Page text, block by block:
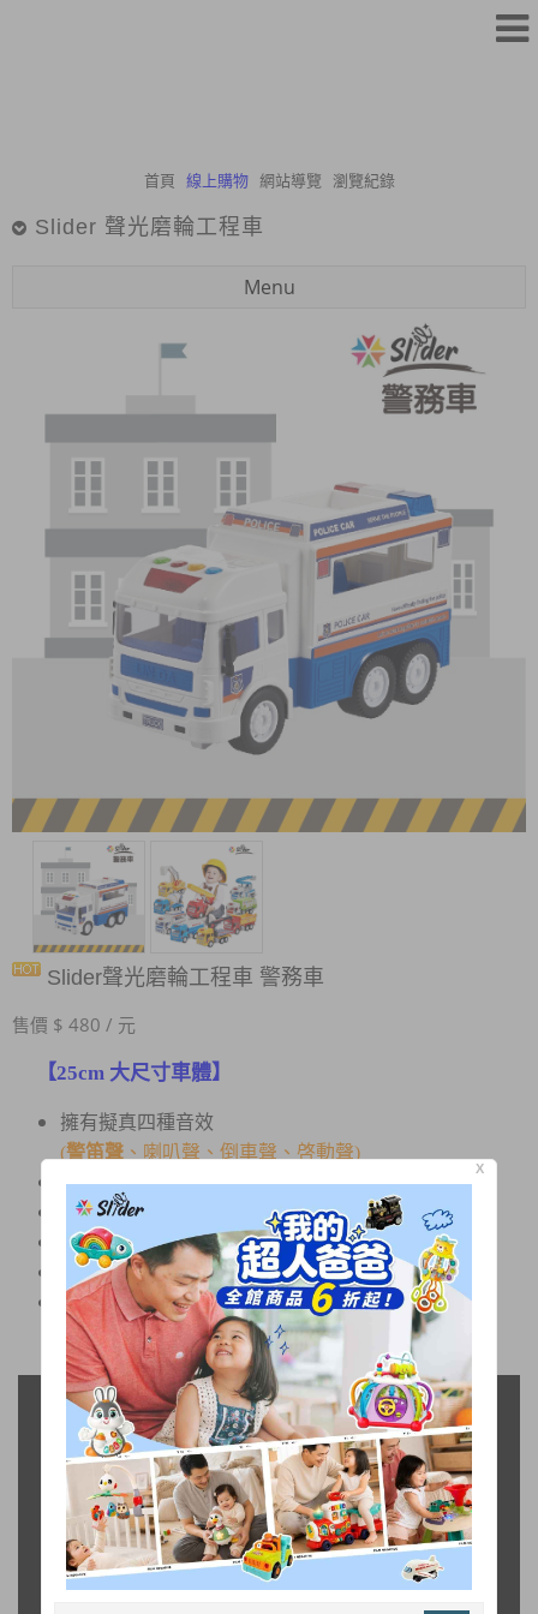
首頁 線上購物 網站導覽 瀏覽紀錄
Slider 聲光磨輪工程車
Menu
Slider聲光磨輪工程車 警務車
售價 $ 480 / 元
【25cm 大尺寸車體】
擁有擬真四種音效
(警笛聲 、喇叭聲、倒車聲、啓動聲)
ABS原料，紮實耐摔
齒輪保護裝置更耐用
大扭力跑很遠
仿真車廂內裝、後門可開可裝人偶
通過台灣BSMI玩具檢驗合格
X